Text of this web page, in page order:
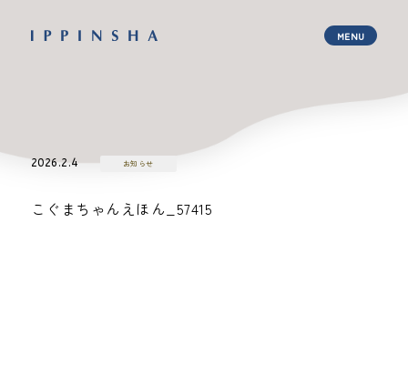
2026.2.4 お知らせ
こぐまちゃんえほん_57415